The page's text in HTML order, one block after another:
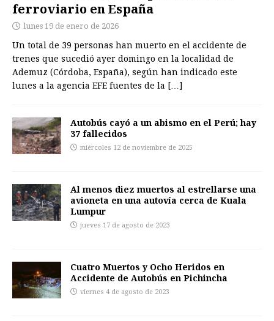
ferroviario en España
lunes 19 de enero de 2026
Un total de 39 personas han muerto en el accidente de
trenes que sucedió ayer domingo en la localidad de
Ademuz (Córdoba, España), según han indicado este
lunes a la agencia EFE fuentes de la […]
Autobús cayó a un abismo en el Perú; hay
37 fallecidos
miércoles 12 de noviembre de 2025
Al menos diez muertos al estrellarse una
avioneta en una autovía cerca de Kuala
Lumpur
jueves 17 de agosto de 2023
Cuatro Muertos y Ocho Heridos en
Accidente de Autobús en Pichincha
viernes 4 de agosto de 2023